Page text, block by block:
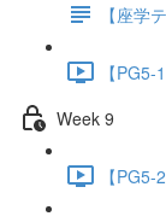
【座学
【
Week 9
【